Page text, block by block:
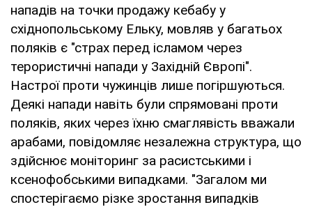
нападів на точки продажу кебабу у
східнопольському Ельку, мовляв у багатьох
поляків є "страх перед ісламом через
терористичні напади у Західній Європі".
Настрої проти чужинців лише погіршуються.
Деякі напади навіть були спрямовані проти
поляків, яких через їхню смаглявість вважали
арабами, повідомляє незалежна структура, що
здійснює моніторинг за расистськими і
ксенофобськими випадками. "Загалом ми
спостерігаємо різке зростання випадків